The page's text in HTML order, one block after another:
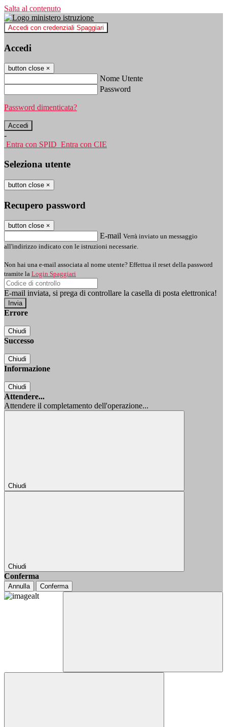
Salta al contenuto
Accedi con credenziali Spaggiari
Accedi
button close ×
Nome Utente
Password
Password dimenticata?
-
Entra con SPID Entra con CIE
Seleziona utente
button close ×
Recupero password
button close ×
E-mail Verrà inviato un messaggio
all'indirizzo indicato con le istruzioni necessarie.
Non hai una e-mail associata al nome utente? Effettua il reset della password
tramite la Login Spaggiari
E-mail inviata, si prega di controllare la casella di posta elettronica!
Errore
Chiudi
Successo
Chiudi
Informazione
Chiudi
Attendere...
Attendere il completamento dell'operazione...
Chiudi
Chiudi
Conferma
Annulla Conferma